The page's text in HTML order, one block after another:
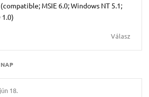
MSIE 6.0; Windows NT 5.1;
1.0)
Válasz
18.